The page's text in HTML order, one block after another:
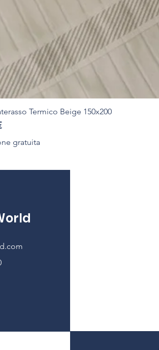
Termico Beige 150x200
gratuita